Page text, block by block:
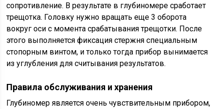
сопротивление. В результате в глубиномере сработает
трещотка. Головку нужно вращать еще 3 оборота
вокруг оси с момента срабатывания трещотки. После
этого выполняется фиксация стержня специальным
стопорным винтом, и только тогда прибор вынимается
из углубления для считывания результатов.
Правила обслуживания и хранения
Глубиномер является очень чувствительным прибором,